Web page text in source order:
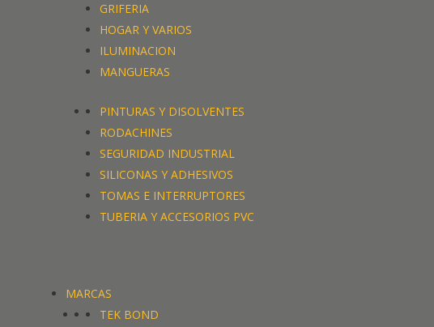
GRIFERIA
HOGAR Y VARIOS
ILUMINACION
MANGUERAS
PINTURAS Y DISOLVENTES
RODACHINES
SEGURIDAD INDUSTRIAL
SILICONAS Y ADHESIVOS
TOMAS E INTERRUPTORES
TUBERIA Y ACCESORIOS PVC
MARCAS
TEK BOND